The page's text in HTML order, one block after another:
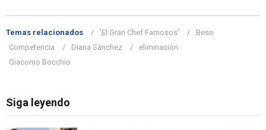
Temas relacionados 'El Gran Chef Famosos'
Beso
Competencia
Diana Sánchez
eliminación
Giacomo Bocchio
Siga leyendo